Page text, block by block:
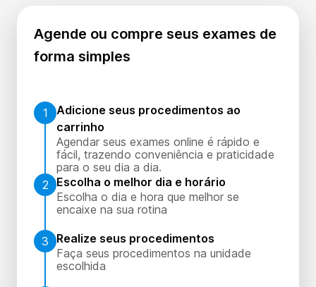
Agende ou compre seus exames de
forma simples
1
Adicione seus procedimentos ao
carrinho
Agendar seus exames online é rápido e
fácil, trazendo conveniência e praticidade
para o seu dia a dia.
2
Escolha o melhor dia e horário
Escolha o dia e hora que melhor se
encaixe na sua rotina
3
Realize seus procedimentos
Faça seus procedimentos na unidade
escolhida